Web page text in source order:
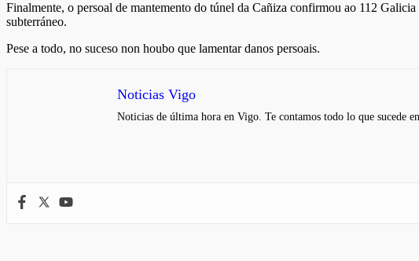
Finalmente, o persoal de mantemento do túnel da Cañiza confirmou ao 112
subterráneo.
Pese a todo, no suceso non houbo que lamentar danos persoais.
Noticias Vigo
Noticias de última hora en Vigo. Te contamos todo lo que sucede